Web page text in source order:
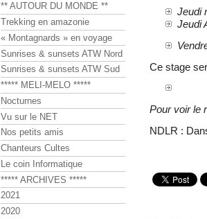
Jeudi
Jeudi
Ce stage
Pour voir le
NDLR :
** AUTOUR DU MONDE **
Trekking en amazonie
« Montagnards » en voyage
Sunrises & sunsets ATW Nord
Sunrises & sunsets ATW Sud
***** MELI-MELO *****
Nocturnes
Vu sur le NET
Nos petits amis
Chanteurs Cultes
Le coin Informatique
***** ARCHIVES *****
2021
2020